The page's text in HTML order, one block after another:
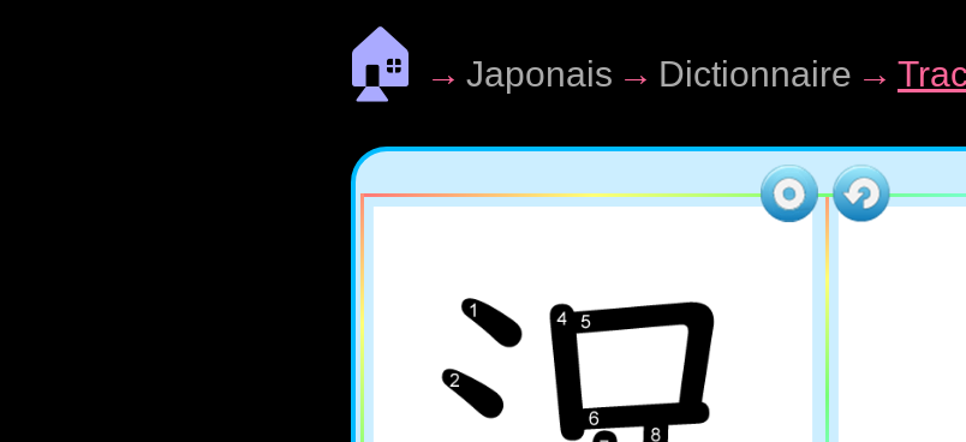
🏠 → Japonais → Dictionnaire →